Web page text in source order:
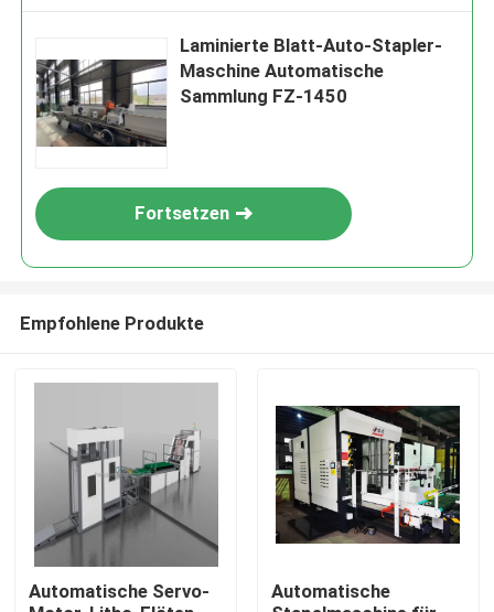
Laminierte Blatt-Auto-Stapler-
Maschine Automatische
Sammlung FZ-1450
Fortsetzen
Empfohlene Produkte
Automatische Servo-
Automatische